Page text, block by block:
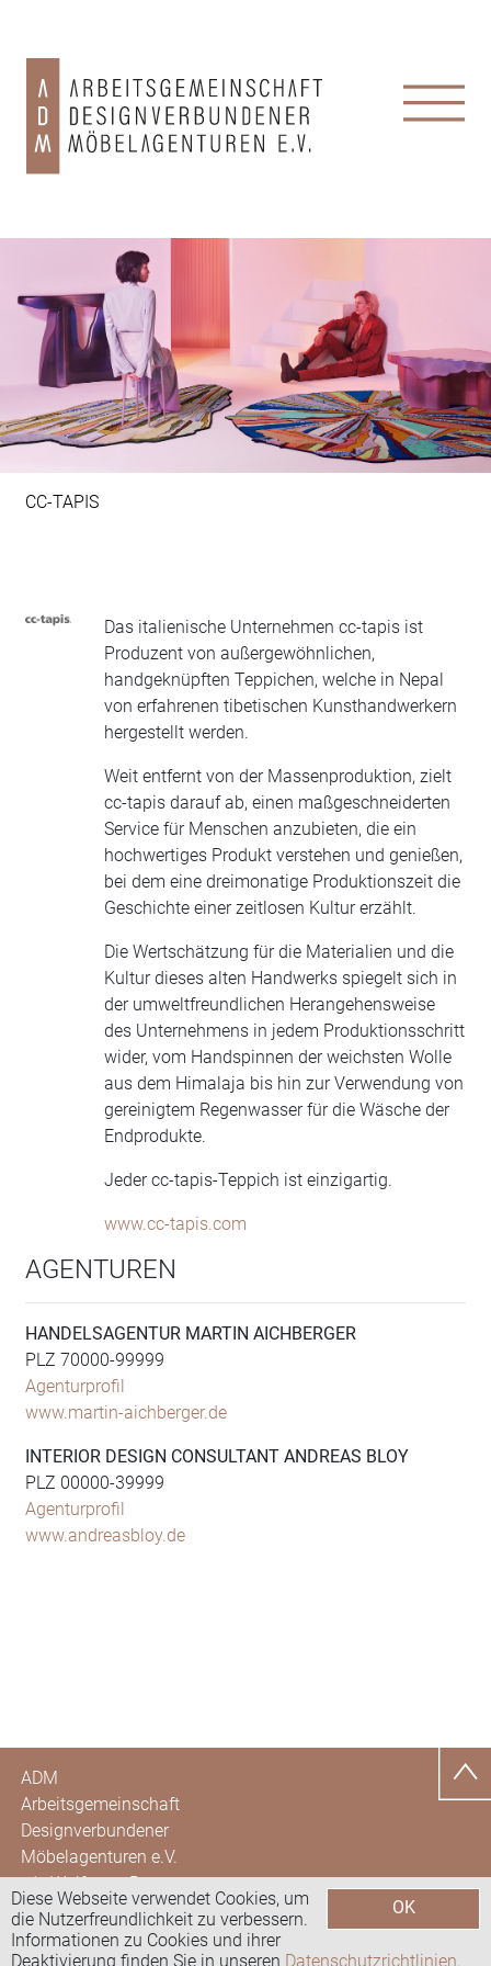
CC-TAPIS
Das italienische Unternehmen cc-tapis ist
Produzent von außergewöhnlichen,
handgeknüpften Teppichen, welche in Nepal
von erfahrenen tibetischen Kunsthandwerkern
hergestellt werden.
Weit entfernt von der Massenproduktion, zielt
cc-tapis darauf ab, einen maßgeschneiderten
Service für Menschen anzubieten, die ein
hochwertiges Produkt verstehen und genießen,
bei dem eine dreimonatige Produktionszeit die
Geschichte einer zeitlosen Kultur erzählt.
Die Wertschätzung für die Materialien und die
Kultur dieses alten Handwerks spiegelt sich in
der umweltfreundlichen Herangehensweise
des Unternehmens in jedem Produktionsschritt
wider, vom Handspinnen der weichsten Wolle
aus dem Himalaja bis hin zur Verwendung von
gereinigtem Regenwasser für die Wäsche der
Endprodukte.
Jeder cc-tapis-Teppich ist einzigartig.
www.cc-tapis.com
AGENTUREN
HANDELSAGENTUR MARTIN AICHBERGER
PLZ 70000-99999
Agenturprofil
www.martin-aichberger.de
INTERIOR DESIGN CONSULTANT ANDREAS BLOY
PLZ 00000-39999
Agenturprofil
www.andreasbloy.de
ADM
Arbeitsgemeinschaft
Designverbundener
Möbelagenturen e.V.
c/o Wolfgang Brunotte
Hohe Str. 40
35581 Wetzlar
Datenschutzerklärung
OK
Diese Webseite verwendet Cookies, um
die Nutzerfreundlichkeit zu verbessern.
Informationen zu Cookies und ihrer
Deaktivierung finden Sie in unseren Datenschutzrichtlinien.